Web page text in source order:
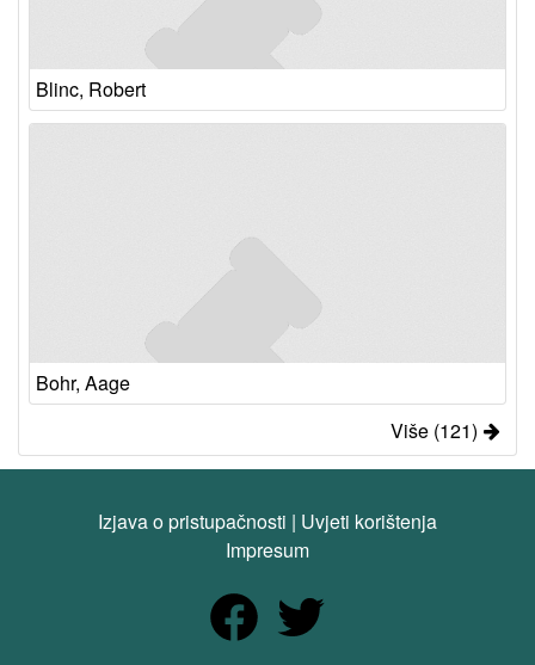
Blinc, Robert
Bohr, Aage
Više (121)
Izjava o pristupačnosti | Uvjeti korištenja
Impresum